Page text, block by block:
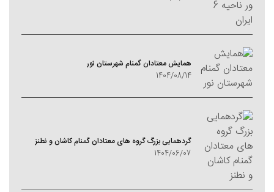
همایش معتادان گمنام شهرستان نور
1404/08/14
گردهمایی بزرگ گروه های معتادان گمنام کاشان و نطنز
1404/06/07